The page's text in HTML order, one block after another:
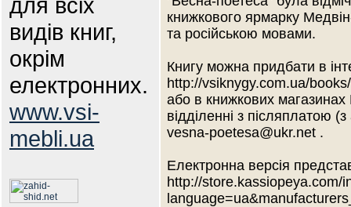
видів книг,
окрім
електронних.
www.vsi-
mebli.ua
книжкового ярмарку
та російською мовами.
Книгу можна придбати в
http://vsiknygy.com.ua/
або в книжкових
відділенні з післяплатою
vesna-poetesa@ukr.net .
Електронна версія
http://store.kassiopeya.com/